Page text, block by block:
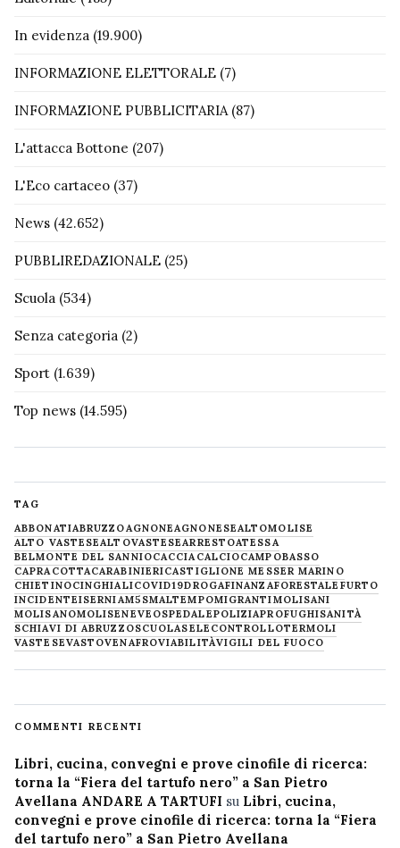
In evidenza (19.900)
INFORMAZIONE ELETTORALE (7)
INFORMAZIONE PUBBLICITARIA (87)
L'attacca Bottone (207)
L'Eco cartaceo (37)
News (42.652)
PUBBLIREDAZIONALE (25)
Scuola (534)
Senza categoria (2)
Sport (1.639)
Top news (14.595)
TAG
ABBONATIABRUZZOAGNONEAGNONESEALTOMOLISE
ALTO VASTESEALTOVASTESEARRESTOATESSA
BELMONTE DEL SANNIOCACCIA CALCIOCAMPOBASSO
CAPRACOTTACARABINIERICASTIGLIONE MESSER MARINO
CHIETINOCINGHIALICOVID19DROGAFINANZAFORESTALE FURTO
INCIDENTEISERNIAM5SMALTEMPOMIGRANTIMOLISANI
MOLISANOMOLISENEVE OSPEDALEPOLIZIAPROFUGHISANITÀ
SCHIAVI DI ABRUZZOSCUOLASELECONTROLLOTERMOLI
VASTESEVASTOVENAFROVIABILITÀVIGILI DEL FUOCO
COMMENTI RECENTI
Libri, cucina, convegni e prove cinofile di ricerca:
torna la “Fiera del tartufo nero” a San Pietro
Avellana ANDARE A TARTUFI su Libri, cucina,
convegni e prove cinofile di ricerca: torna la “Fiera
del tartufo nero” a San Pietro Avellana